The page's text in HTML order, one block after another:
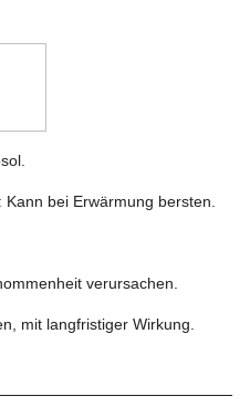
bei Erwärmung bersten.
verursachen.
mit langfristiger Wirkung.